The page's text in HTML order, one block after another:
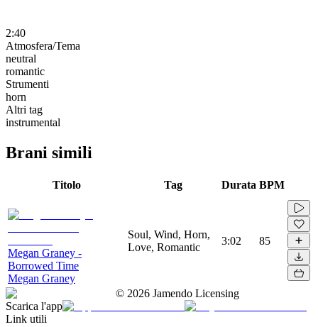
2:40
Atmosfera/Tema
neutral
romantic
Strumenti
horn
Altri tag
instrumental
Brani simili
Titolo Tag Durata BPM
Megan Graney -
Borrowed Time
Megan Graney
Soul, Wind, Horn,
Love, Romantic
3:02 85
© 2026 Jamendo Licensing
Scarica l'app
Link utili